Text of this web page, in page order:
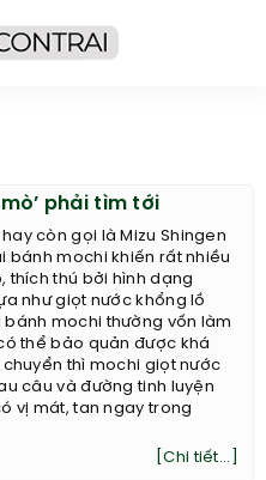
phải tìm tới
còn gọi là Mizu Shingen
bánh mochi khiến rất nhiều
thích thú bởi hình dạng
như giọt nước khổng lồ
bánh mochi thường vốn làm
thể bảo quản được khá
chuyển thì mochi giọt nước
câu và đường tinh luyện
vị mát, tan ngay trong
[Chi tiết...]